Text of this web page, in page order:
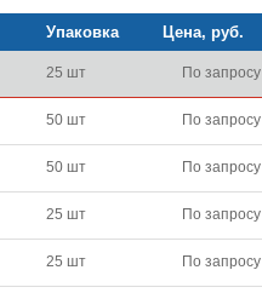
Упаковка Цена, руб.
25 шт По запросу
50 шт По запросу
50 шт По запросу
25 шт По запросу
25 шт По запросу